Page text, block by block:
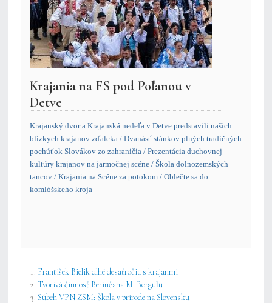
Krajania na FS pod Poľanou v
Detve
Krajanský dvor a Krajanská nedeľa v Detve predstavili našich
blízkych krajanov zďaleka / Dvanásť stánkov plných tradičných
pochúťok Slovákov zo zahraničia / Prezentácia duchovnej
kultúry krajanov na jarmočnej scéne / Škola dolnozemských
tancov / Krajania na Scéne za potokom / Oblečte sa do
komlóšskeho kroja
František Bielik dlhé desaťročia s krajanmi
Tvorivá činnosť Berinčana M. Borguľu
Súbeh VPN ZSM: Škola v prírode na Slovensku